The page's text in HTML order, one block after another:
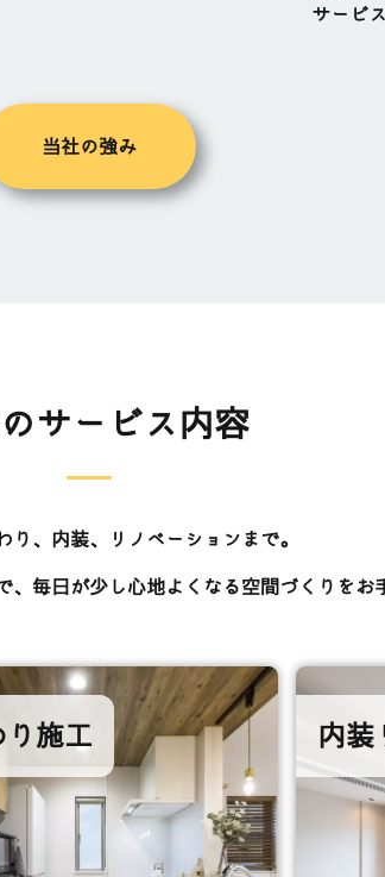
サービ
当社の強み
サービス内容
り、内装、リノベーションまで。
毎日が少し心地よくなる空間づくりをお
り施工 内装